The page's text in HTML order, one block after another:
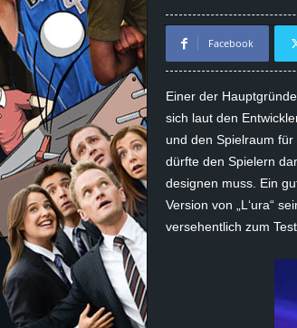
n
s
g
e
Facebook
Einer der
sich laut den
und den Spielraum für
dürfte den Spielern
designen muss. Ein
Version von „L‘ura“
versehentlich zum